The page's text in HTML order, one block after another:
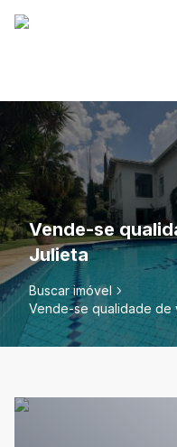
Vende-se
Julieta
Buscar imóvel
Vende-se qualidade de